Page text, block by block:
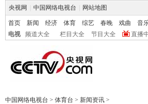
央视网 中国网络电视台 网站地图
首页 新闻 经济 体育 综艺 春晚 戏曲 音
电视
频道大全 栏目大全 节目大全 直播
中国网络电视台 > 体育台 > 新闻资讯 >